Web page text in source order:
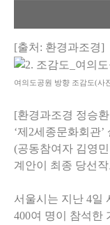
[출처: 환경과조경]
여의도공원 방향 조감도(사
[환경과조경 정승
‘제2세종문화회관
(공동참여자 김영
계안이 최종 당선
서울시는 지난 4일
400여 명이 참석한